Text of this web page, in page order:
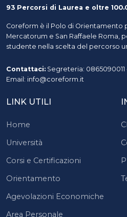
93 Percorsi di Laurea e oltre
Coreform è il Polo di Orientamento
Mercatorum e San Raffaele Roma,
studente nella scelta del percorso
Contattaci: Segreteria:
Email: info@coreform.it
LINK UTILI
Home
Università
Corsi e Certificazioni
Orientamento
Agevolazioni Economiche
Area Personale